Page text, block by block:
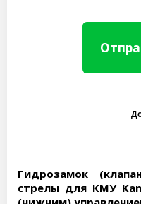
Гидрозамок
стрелы для КМУ